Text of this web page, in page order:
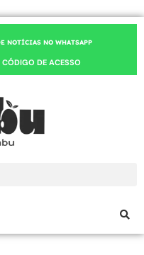
NOTÍCIAS NO WHATSAPP
DE ACESSO